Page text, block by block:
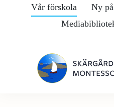
Vår förskola Ny